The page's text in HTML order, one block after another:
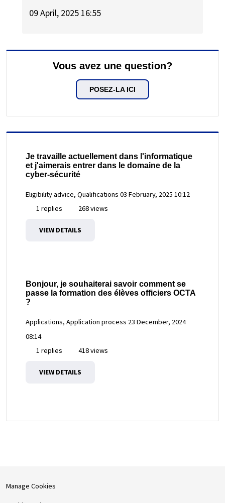
09 April, 2025 16:55
Vous avez une question?
POSEZ-LA ICI
Je travaille actuellement dans l'informatique
et j'aimerais entrer dans le domaine de la
cyber-sécurité
Eligibility advice, Qualifications 03 February, 2025 10:12
1 replies
268 views
VIEW DETAILS
Bonjour, je souhaiterai savoir comment se
passe la formation des élèves officiers OCTA
?
Applications, Application process 23 December, 2024
08:14
1 replies
418 views
VIEW DETAILS
Manage Cookies